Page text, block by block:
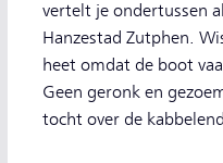
vertelt je ondertussen
Hanzestad Zutphen.
heet omdat de boot
Geen geronk en
tocht over de